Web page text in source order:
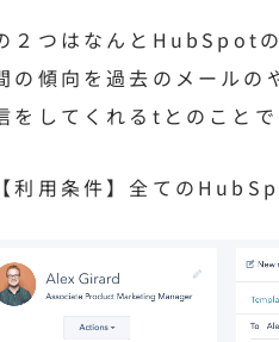
２つはなんとHubSpot
の傾向を過去のメールの
をしてくれるtとのことで
利用条件】全ての